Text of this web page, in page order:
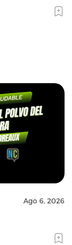
Ago 6, 2026